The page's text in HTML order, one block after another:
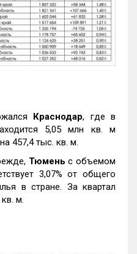
Краснодар, где в
5,05 млн кв. м
457,4 тыс. кв. м.
Тюмень с объемом
3,07% от общего
в стране. За квартал
м.